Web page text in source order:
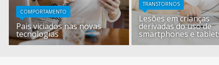
COMPORTAMENTO
Pais viciados nas novas
tecnologias
TRANSTORNOS
Lesões em crianças
derivadas do uso de
smartphones e